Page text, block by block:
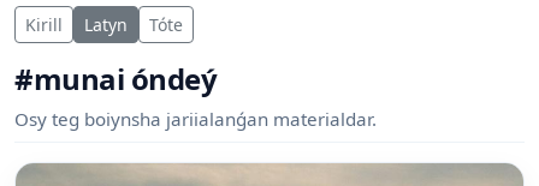
Kirill Latyn Tóte
#munai óndeý
Osy teg boiynsha jariialanǵan materialdar.